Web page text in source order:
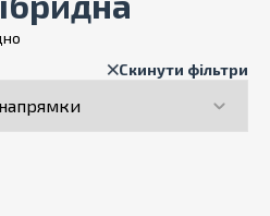
Скинути фільтри